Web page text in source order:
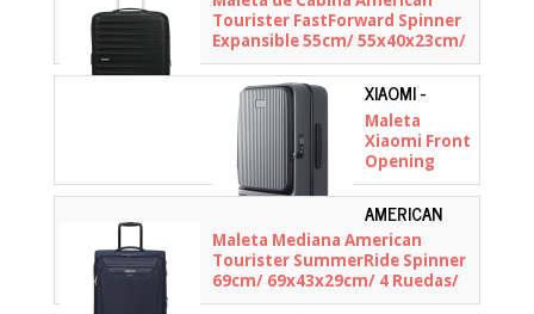
55cm/
55x40x23cm/
4 Ruedas/
Azul
155259-361E
Tourister FastForward Spinner
Expansible 55cm/ 55x40x23cm/
4 Ruedas/ Negro
XIAOMI -
BHR8768GL
Maleta
Xiaomi Front
Opening
Luggage 20"/
51.3x35x27.5cm/
Negro
Carbono
AMERICAN
TOURISTER -
149499-1596
Maleta Mediana American
Tourister SummerRide Spinner
69cm/ 69x43x29cm/ 4 Ruedas/
Azul Marino